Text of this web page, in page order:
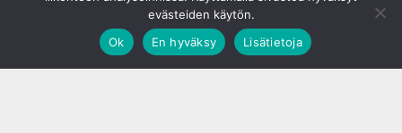
evästeiden käytön.
Ok
En hyväksy Lisätietoja